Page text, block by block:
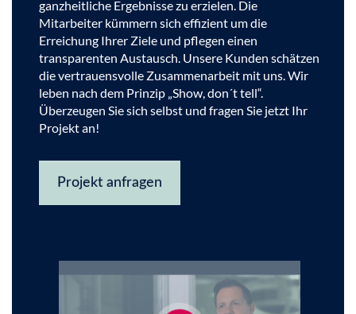
ganzheitliche Ergebnisse zu erzielen. Die
Mitarbeiter kümmern sich effizient um die
Erreichung Ihrer Ziele und pflegen einen
transparenten Austausch. Unsere Kunden schätzen
die vertrauensvolle Zusammenarbeit mit uns. Wir
leben nach dem Prinzip „Show, don´t tell“.
Überzeugen Sie sich selbst und fragen Sie jetzt Ihr
Projekt an!
Projekt anfragen